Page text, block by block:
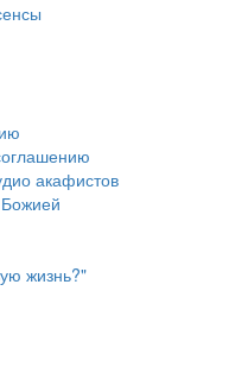
акафистов
жизнь?"